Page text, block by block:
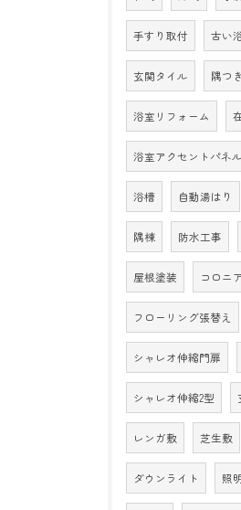
手すり取付 古い
玄関タイル 隅つ
浴室リフォーム
浴室アクセントパネル
浴槽 自動湯はり
隅棟 防水工事
屋根塗装 コロニ
フローリング張替え
シャレオ伸縮門扉
シャレオ伸縮2型
レンガ敷 芝生敷
ダウンライト 照